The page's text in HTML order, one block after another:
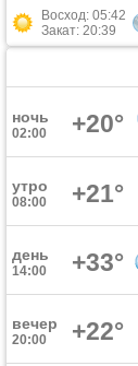
Восход: 05:42
Закат: 20:39
ночь
02:00 +20°
утро
08:00 +21°
день
14:00 +33°
вечер
20:00 +22°